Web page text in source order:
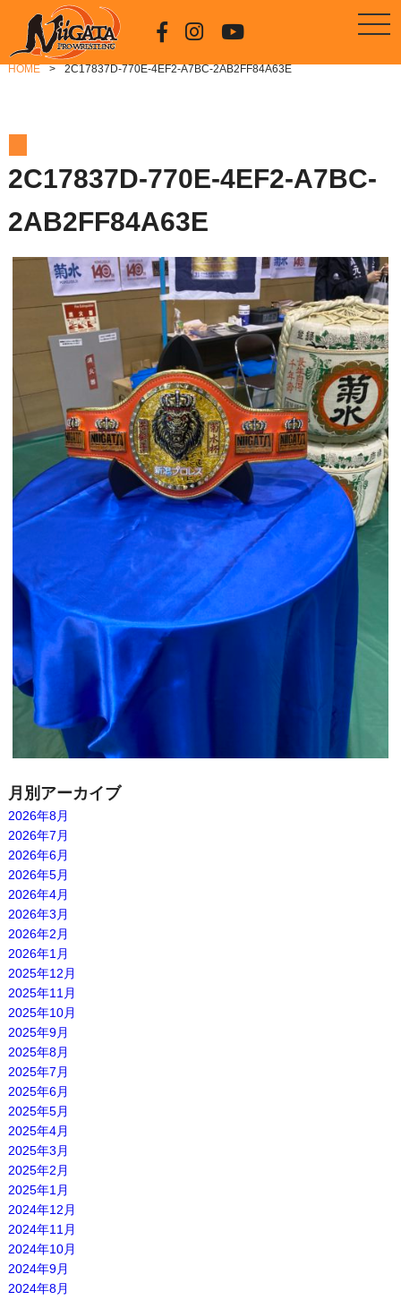
HOME 2C17837D-770E-4EF2-A7BC-2AB2FF84A63E
2C17837D-770E-4EF2-A7BC-
2AB2FF84A63E
月別アーカイブ
2026年8月
2026年7月
2026年6月
2026年5月
2026年4月
2026年3月
2026年2月
2026年1月
2025年12月
2025年11月
2025年10月
2025年9月
2025年8月
2025年7月
2025年6月
2025年5月
2025年4月
2025年3月
2025年2月
2025年1月
2024年12月
2024年11月
2024年10月
2024年9月
2024年8月